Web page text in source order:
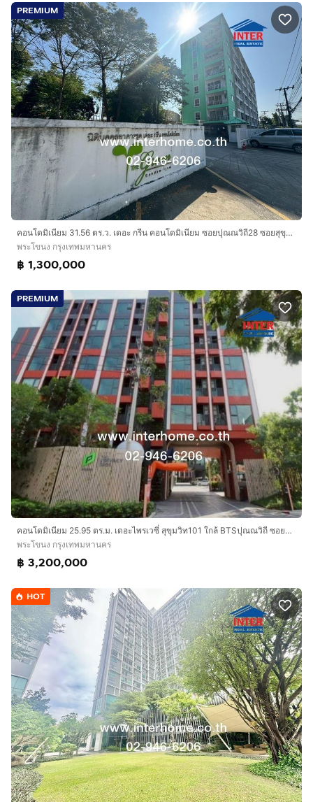
เป็นคอนโด 2 ชั้น (Duplex) 1 นอน 1 น้ำ 1 ครัว 1 ห้องนั่งเล่น
ทำเลดีสถานที่ใกล้เคียง :
ใกล้ Mini Big C ใกล้ The Third Place ใกล้แม็คโครอุดมสุข
ใกล้ Bangkok Mall ใกล้เซ็นทรัลบางนา ใกล้โลตัสสุขุมวิท
50 ใกล้เกทเวย์เอกมัย ใกล้เมเจอร์เอกมัย ใกล้โรงเรียน
นานาชาติ
Anglo Singapore International School ใกล้ Wells
International School Bangkok
ใกล้โรงพยาบาลสุขุมวิท โรงพยาบาลไทยนครินทร์ โรง
พยาบาลกล้วยน้ำไท
ใกล้ ซีคอนสแควร์ พาราไดซ์ พาร์ค สวนหลวง ร.9
การเดินทางสะดวก :
ถนนสุขุมวิท
ถนนศรีนครินทร์
ใกล้ทางด่วนเฉลิมมหานคร
บริษัท อินเตอร์โฮม เรียลตี้ เอสเตท จำกัด
Interhome Realty Estate
www.interhome.co.th
โทร.กดเพื่อดูเบอร์โทร xxxxxx206
https://www.interhome.co.th/propertydetail.php?
propcode=67077
PREMIUM
คอนโดมิเนียม 31.56 ตร.ว. เดอะ กรีน คอนโดมิเนียม ซอยปุณณวิถี28 ซอยสุขุมวิท101 ถนนสุขุมวิท เขตพระโขนง กรุงเทพมหานคร
พระโขนง กรุงเทพมหานคร
฿ 1,300,000
PREMIUM
คอนโดมิเนียม 25.95 ตร.ม. เดอะไพรเวซี่ สุขุมวิท101 ใกล้ BTSปุณณวิถี ซอยสุขุมวิท101 (ซอยปุณณวิถี16) ถนนสุขุมวิท ถนนซอยสุขุมวิท101 เขตพระโขนง
พระโขนง กรุงเทพมหานคร
฿ 3,200,000
HOT